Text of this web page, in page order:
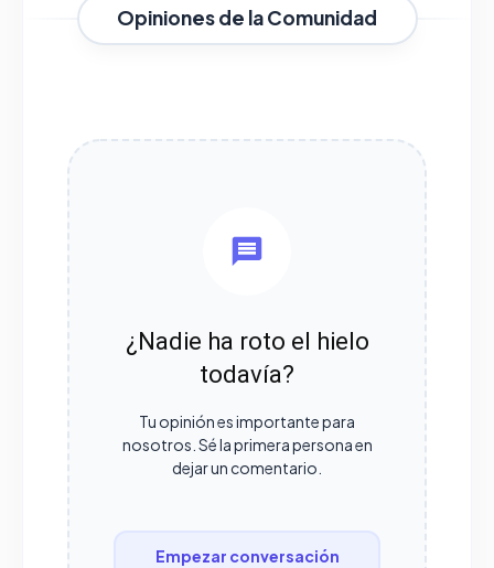
Opiniones de la Comunidad
¿Nadie ha roto el hielo
todavía?
Tu opinión es importante para
nosotros. Sé la primera persona en
dejar un comentario.
Empezar conversación